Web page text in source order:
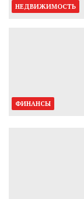
НЕДВИЖИМОСТЬ
ФИНАНСЫ